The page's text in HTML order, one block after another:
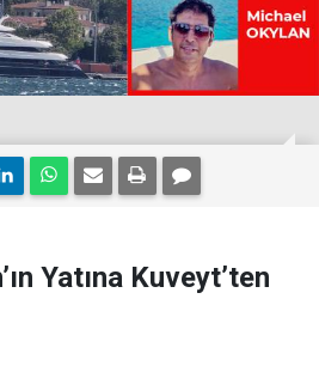
Yatına Kuveyt’ten